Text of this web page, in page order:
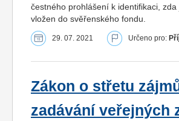
čestného prohlášení k identifikaci,
vložen do svěřenského fondu.
29. 07. 2021 Určeno pro:
Zákon o střetu
zadávání veřejných